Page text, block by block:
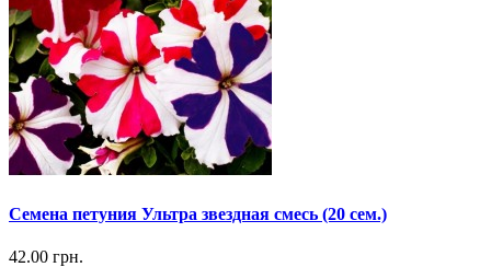
Семена петуния Ультра звездная смесь (20 сем.)
42.00 грн.